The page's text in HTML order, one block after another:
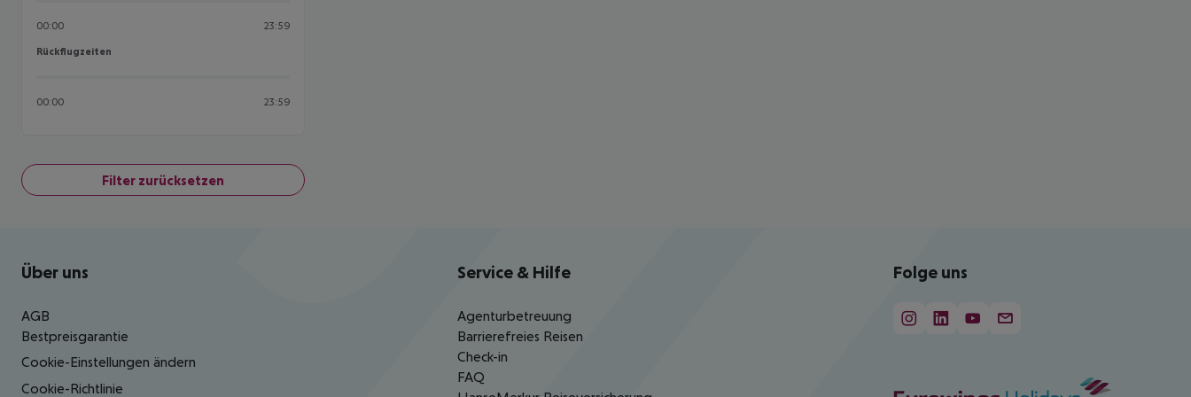
00:00 23:59
Rückflugzeiten
Rückflugzeiten
00:00 23:59
Filter zurücksetzen
Footer navigation
Über uns
AGB
Bestpreisgarantie
Cookie-Einstellungen ändern
Cookie-Richtlinie
Service & Hilfe
Agenturbetreuung
Barrierefreies Reisen
Check-in
FAQ
Folge uns